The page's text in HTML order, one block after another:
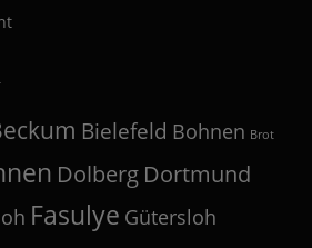
Bielefeld Bohnen Brot
Dolberg Dortmund
Fasulye Gütersloh